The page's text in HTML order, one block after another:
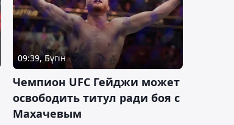
09:39, Бүгін
Чемпион UFC Гейджи может
освободить титул ради боя с
Махачевым